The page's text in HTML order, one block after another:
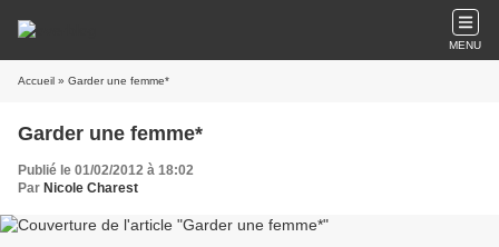
MENU
Accueil » Garder une femme*
Garder une femme*
Publié le 01/02/2012 à 18:02
Par Nicole Charest